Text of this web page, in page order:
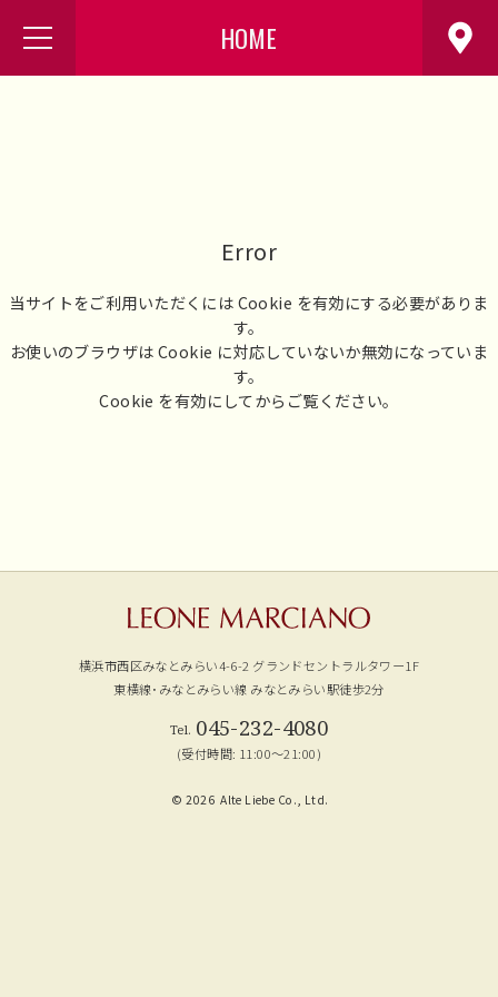
HOME
Error
当サイトをご利用いただくには Cookie を有効にする必要がありま
す。
お使いのブラウザは Cookie に対応していないか無効になっていま
す。
Cookie を有効にしてからご覧ください。
横浜市西区みなとみらい4-6-2 グランドセントラルタワー1F
東横線･みなとみらい線 みなとみらい駅徒歩2分
045-232-4080
(受付時間: 11:00～21:00)
© 2026 Alte Liebe Co., Ltd.